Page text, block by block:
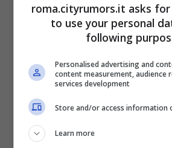
Attenzione, da oggi
dicembre scattano
nuovi autovelox a
roma.cityrumors.it asks
to use your personal
following
Personalised advertising and
content measurement, audience
services development
Store and/or access information
Learn more